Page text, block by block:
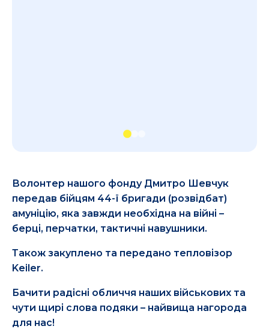
Волонтер нашого фонду Дмитро Шевчук
передав бійцям 44-ї бригади (розвідбат)
амуніцію, яка завжди необхідна на війні –
берці, перчатки, тактичні навушники.
Також закуплено та передано тепловізор
Keiler.
Бачити радісні обличчя наших військових та
чути щирі слова подяки – найвища нагорода
для нас!